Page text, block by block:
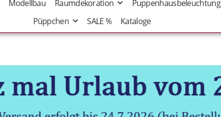
Modellbau Raumdekoration Puppenhausbeleuchtung
Püppchen
SALE % Kataloge